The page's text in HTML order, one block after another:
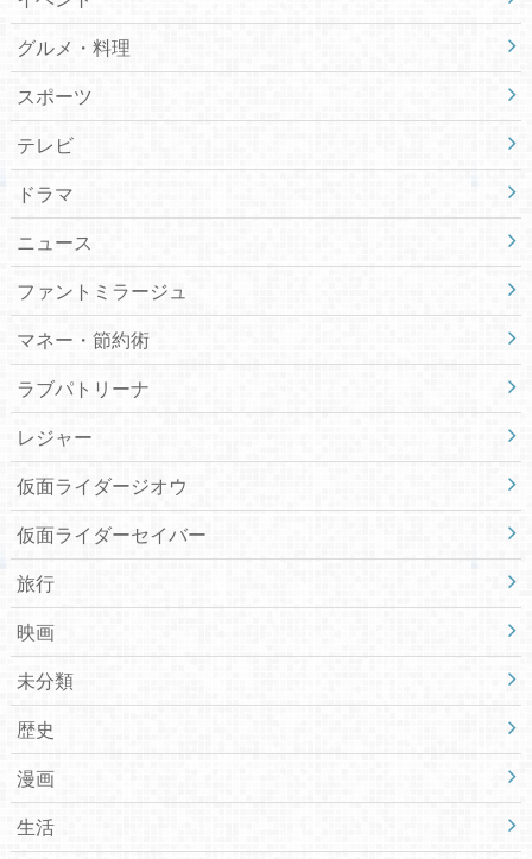
グルメ・料理
スポーツ
テレビ
ドラマ
ニュース
ファントミラージュ
マネー・節約術
ラブパトリーナ
レジャー
仮面ライダージオウ
仮面ライダーセイバー
旅行
映画
未分類
歴史
漫画
生活